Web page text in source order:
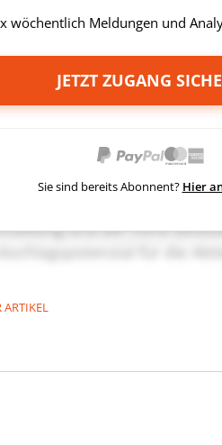
wöchentlich Meldungen und
JETZT ZUGANG
Sie sind bereits Abonnent? Hier
ARTIKEL